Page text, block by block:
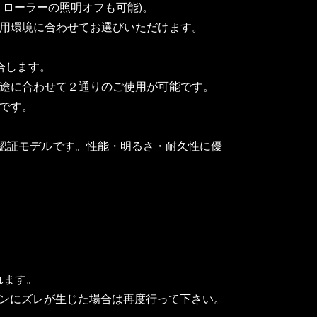
ーラーの照明オフも可能)。
境に合わせてお選びいただけます。
ます。
合わせて２通りのご使用が可能です。
す。
モデルです。性能・明るさ・耐久性に優
す。
ズレが生じた場合は再度行って下さい。